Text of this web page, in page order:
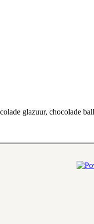
glazuur, chocolade